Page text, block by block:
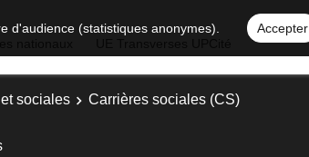
d'audience (statistiques anonymes). Accepter
sociales
Carrières sociales (CS)